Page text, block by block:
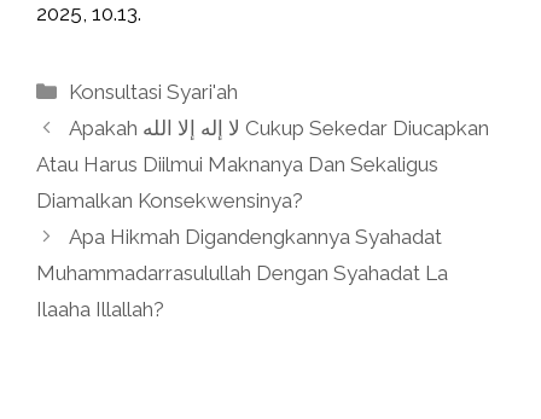
2025, 10.13.
Kategori
Konsultasi Syari'ah
Apakah لا إله إلا الله Cukup Sekedar Diucapkan
Atau Harus Diilmui Maknanya Dan Sekaligus
Diamalkan Konsekwensinya?
Apa Hikmah Digandengkannya Syahadat
Muhammadarrasulullah Dengan Syahadat La
Ilaaha Illallah?